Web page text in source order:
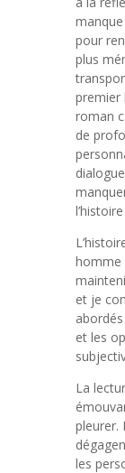
pour
plus
premier
roman
de
homme
et je
et les
La
pleurer.
les